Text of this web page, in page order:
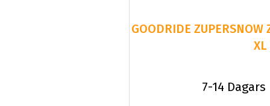
GOODRIDE
XL
7-14